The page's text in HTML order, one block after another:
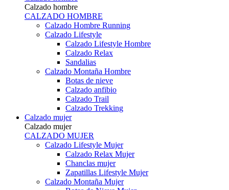
Calzado hombre
CALZADO HOMBRE
Calzado Hombre Running
Calzado Lifestyle
Calzado Lifestyle Hombre
Calzado Relax
Sandalias
Calzado Montaña Hombre
Botas de nieve
Calzado anfibio
Calzado Trail
Calzado Trekking
Calzado mujer
Calzado mujer
CALZADO MUJER
Calzado Lifestyle Mujer
Calzado Relax Mujer
Chanclas mujer
Zapatillas Lifestyle Mujer
Calzado Montaña Mujer